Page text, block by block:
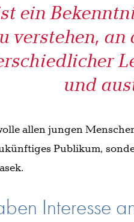
ein
verstehen,
und
allen jungen
Publikum,
Interesse